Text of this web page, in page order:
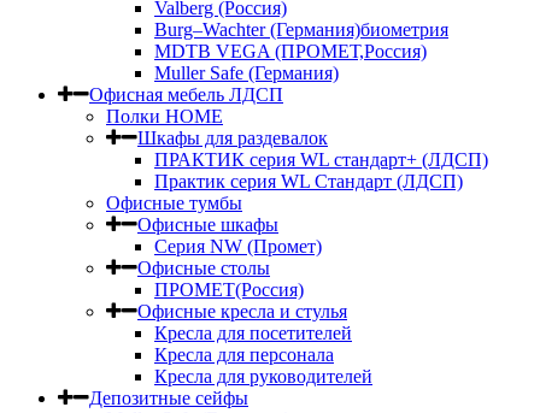
Valberg (Россия)
Burg–Wachter (Германия)биометрия
MDTB VEGA (ПРОМЕТ,Россия)
Muller Safe (Германия)
Офисная мебель ЛДСП
Полки HOME
Шкафы для раздевалок
ПРАКТИК серия WL стандарт+ (ЛДСП)
Практик серия WL Стандарт (ЛДСП)
Офисные тумбы
Офисные шкафы
Серия NW (Промет)
Офисные столы
ПРОМЕТ(Россия)
Офисные кресла и стулья
Кресла для посетителей
Кресла для персонала
Кресла для руководителей
Депозитные сейфы